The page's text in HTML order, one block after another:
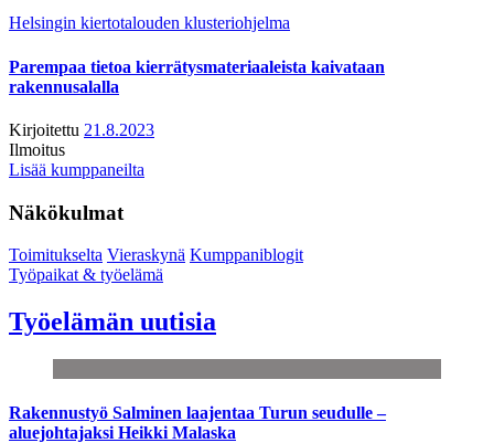
Helsingin kiertotalouden klusteriohjelma
Parempaa tietoa kierrätysmateriaaleista kaivataan
rakennusalalla
Kirjoitettu 21.8.2023
Ilmoitus
Lisää kumppaneilta
Näkökulmat
Toimitukselta Vieraskynä Kumppaniblogit
Työpaikat & työelämä
Työelämän uutisia
Rakennustyö Salminen laajentaa Turun seudulle –
aluejohtajaksi Heikki Malaska